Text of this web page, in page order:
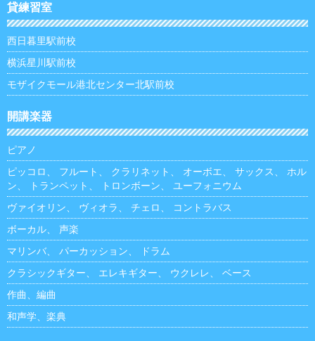
貸練習室
西日暮里駅前校
横浜星川駅前校
モザイクモール港北センター北駅前校
開講楽器
ピアノ
ピッコロ
フルート クラリネット オーボエ サックス
ホル
ン
トランペット トロンボーン
ユーフォニウム
ヴァイオリン
ヴィオラ チェロ
コントラバス
ボーカル
声楽
マリンバ、 パーカッション
ドラム
クラシックギター
エレキギター ウクレレ
ベース
作曲、編曲
和声学、楽典